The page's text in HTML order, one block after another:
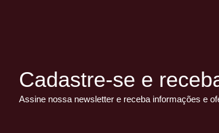
Cadastre-se e
Assine nossa newsletter e receba informações e